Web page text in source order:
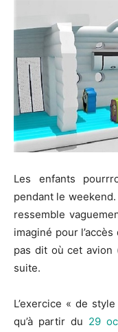
Les enfants
pendant le
ressemble
imaginé pour
pas dit où cet avion
suite.
L’exercice « de
qu’à partir du 29